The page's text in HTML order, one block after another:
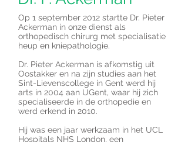
Op 1 september 2012 startte Dr. Pieter
Ackerman in onze dienst als
orthopedisch chirurg met specialisatie
heup en kniepathologie.
Dr. Pieter Ackerman is afkomstig uit
Oostakker en na zijn studies aan het
Sint-Lievenscollege in Gent werd hij
arts in 2004 aan UGent, waar hij zich
specialiseerde in de orthopedie en
werd erkend in 2010.
Hij was een jaar werkzaam in het UCL
Hospitals NHS London, een